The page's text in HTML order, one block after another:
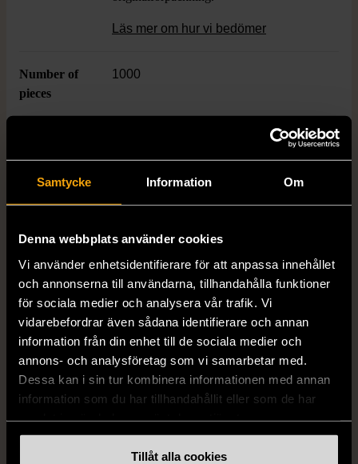
Samtycke Information Om
Denna webbplats använder cookies
Vi använder enhetsidentifierare för att anpassa innehållet
och annonserna till användarna, tillhandahålla funktioner
för sociala medier och analysera vår trafik. Vi
vidarebefordrar även sådana identifierare och annan
information från din enhet till de sociala medier och
annons- och analysföretag som vi samarbetar med.
Dessa kan i sin tur kombinera informationen med annan
information som du har tillhandahållit eller som de har
Tillåt alla cookies
Läs mer om hur vi bedömer
Number of
pieces
1000
Bredd: 68 cm * Längd: 48 cm
Age
Produkten är unik och finns enbart som 1 st i lager.
Fri frakt på alla köp över 990 kr.
14 dagars ångerrät.